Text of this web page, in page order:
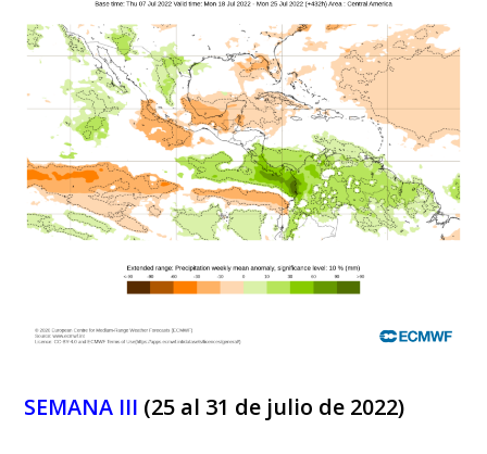
SEMANA III (25 al 31 de julio de 2022)